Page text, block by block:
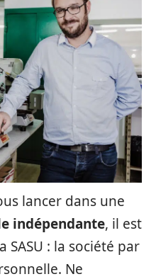
lancer dans une
indépendante, il est
SASU : la société par
Ne